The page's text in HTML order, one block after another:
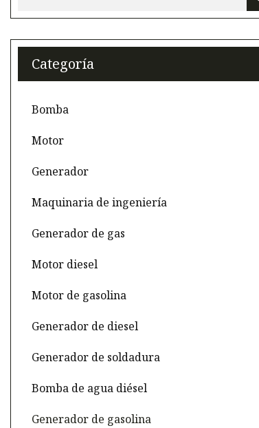
Categoría
Bomba
Motor
Generador
Maquinaria de ingeniería
Generador de gas
Motor diesel
Motor de gasolina
Generador de diesel
Generador de soldadura
Bomba de agua diésel
Generador de gasolina